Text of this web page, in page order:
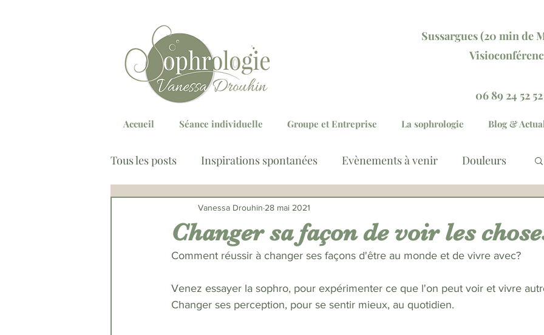
Sussargues (20 minde
06 89 24 52 52
Accueil Séance individuelle Groupe et Entreprise La sophrologie Blog &
Tous les posts Inspirations spontanées Evènements à venir Douleurs
Stress & régulation des émotions
Troubles Comportement Alimentaire
Changer sa façon de voir les
Vanessa Drouhin 28 mai 2021
Comment réussir à changer ses façons d'être au monde et de vivre avec?
Venez essayer la sophro, pour expérimenter ce que l'on peut voir et vivre
Changer ses perception, pour se sentir mieux, au quotidien.